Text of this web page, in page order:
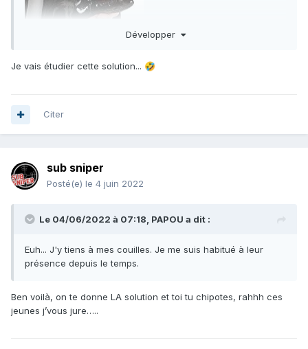
Développer
Je vais étudier cette solution... 🤣
Citer
sub sniper
Posté(e) le 4 juin 2022
Le 04/06/2022 à 07:18, PAPOU a dit :
Euh... J'y tiens à mes couilles. Je me suis habitué à leur
présence depuis le temps.
Ben voilà, on te donne LA solution et toi tu chipotes, rahhh ces
jeunes j’vous jure…..